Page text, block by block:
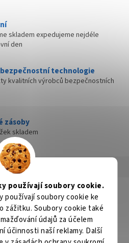
používají soubory cookie.
používají soubory cookie ke
zážitku. Soubory cookie také
údajů za účelem
účinnosti naší reklamy. Další
skladem expedujeme nejdéle
den
technologie
kvalitních výrobců bezpečnostních
zásoby
skladem